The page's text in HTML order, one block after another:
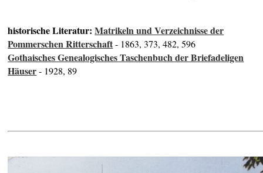
historische Literatur:Matrikeln und Verzeichnisse der
Pommerschen Ritterschaft- 1863, 373, 482, 596
Gothaisches Genealogisches Taschenbuch der Briefadeligen
Häuser- 1928, 89